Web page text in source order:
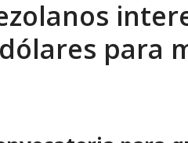
15 años de violación
para